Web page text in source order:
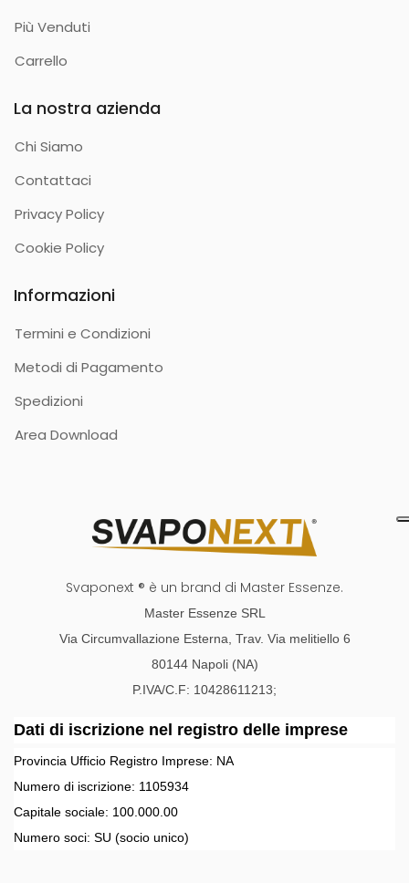
Più Venduti
Carrello
La nostra azienda
Chi Siamo
Contattaci
Privacy Policy
Cookie Policy
Informazioni
Termini e Condizioni
Metodi di Pagamento
Spedizioni
Area Download
Svaponext ® è un brand di Master Essenze.
Master Essenze SRL
Via Circumvallazione Esterna, Trav. Via melitiello 6
80144 Napoli (NA)
P.IVA/C.F: 10428611213;
Dati di iscrizione nel registro delle imprese
Provincia Ufficio Registro Imprese: NA
Numero di iscrizione: 1105934
Capitale sociale: 100.000.00
Numero soci: SU (socio unico)